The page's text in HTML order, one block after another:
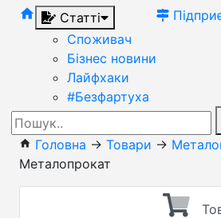
home
Статті
Споживач
Бізнес новини
Лайфхаки
#Безфартуха
home Головна → Товари →
Металопрокат